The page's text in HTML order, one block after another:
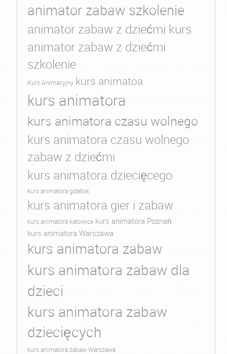
animator zabaw szkolenie
animator zabaw z dziećmi kurs
animator zabaw z dziećmi
szkolenie
Kurs Animacyjny kurs animatoa
kurs animatora
kurs animatora czasu wolnego
kurs animatora czasu wolnego
zabaw z dziećmi
kurs animatora dziecięcego
kurs animatora gdańsk
kurs animatora gier i zabaw
kurs animatora katowice kurs animatora Poznań
kurs animatora Warszawa
kurs animatora zabaw
kurs animatora zabaw dla
dzieci
kurs animatora zabaw
dziecięcych
kurs animatora zabaw Warszawa